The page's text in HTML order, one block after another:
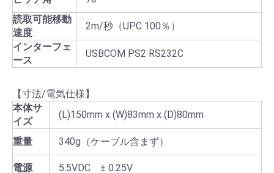
読取可能移動
速度
2m/秒（UPC 100％）
インターフェ
ース
USBCOM PS2 RS232C
【寸法/電気仕様】
本体サ
イズ
(L)150mm x (W)83mm x (D)80mm
重量 340g（ケーブル含まず）
電源 5.5VDC ± 0.25V